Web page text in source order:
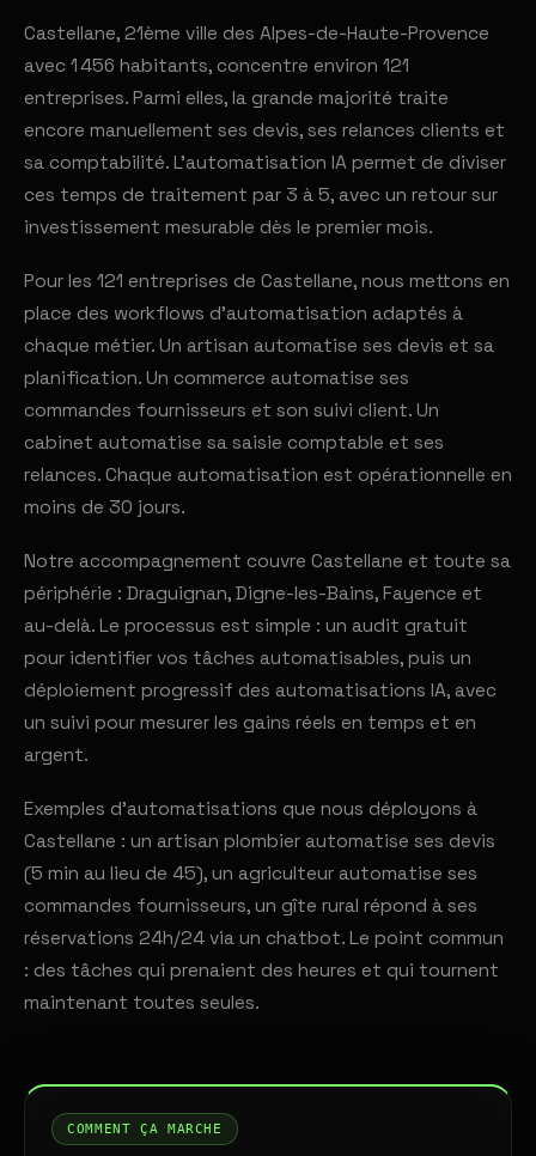
Castellane, 21ème ville des Alpes-de-Haute-Provence
avec 1 456 habitants, concentre environ 121
entreprises. Parmi elles, la grande majorité traite
encore manuellement ses devis, ses relances clients et
sa comptabilité. L'automatisation IA permet de diviser
ces temps de traitement par 3 à 5, avec un retour sur
investissement mesurable dès le premier mois.
Pour les 121 entreprises de Castellane, nous mettons en
place des workflows d'automatisation adaptés à
chaque métier. Un artisan automatise ses devis et sa
planification. Un commerce automatise ses
commandes fournisseurs et son suivi client. Un
cabinet automatise sa saisie comptable et ses
relances. Chaque automatisation est opérationnelle en
moins de 30 jours.
Notre accompagnement couvre Castellane et toute sa
périphérie : Draguignan, Digne-les-Bains, Fayence et
au-delà. Le processus est simple : un audit gratuit
pour identifier vos tâches automatisables, puis un
déploiement progressif des automatisations IA, avec
un suivi pour mesurer les gains réels en temps et en
argent.
Exemples d'automatisations que nous déployons à
Castellane : un artisan plombier automatise ses devis
(5 min au lieu de 45), un agriculteur automatise ses
commandes fournisseurs, un gîte rural répond à ses
réservations 24h/24 via un chatbot. Le point commun
: des tâches qui prenaient des heures et qui tournent
maintenant toutes seules.
COMMENT ÇA MARCHE